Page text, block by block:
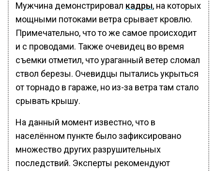
Мужчина демонстрировал кадры, на которых
мощными потоками ветра срывает кровлю.
Примечательно, что то же самое происходит
и с проводами. Также очевидец во время
съемки отметил, что ураганный ветер сломал
ствол березы. Очевидцы пытались укрыться
от торнадо в гараже, но из-за ветра там стало
срывать крышу.
На данный момент известно, что в
населённом пункте было зафиксировано
множество других разрушительных
последствий. Эксперты рекомендуют